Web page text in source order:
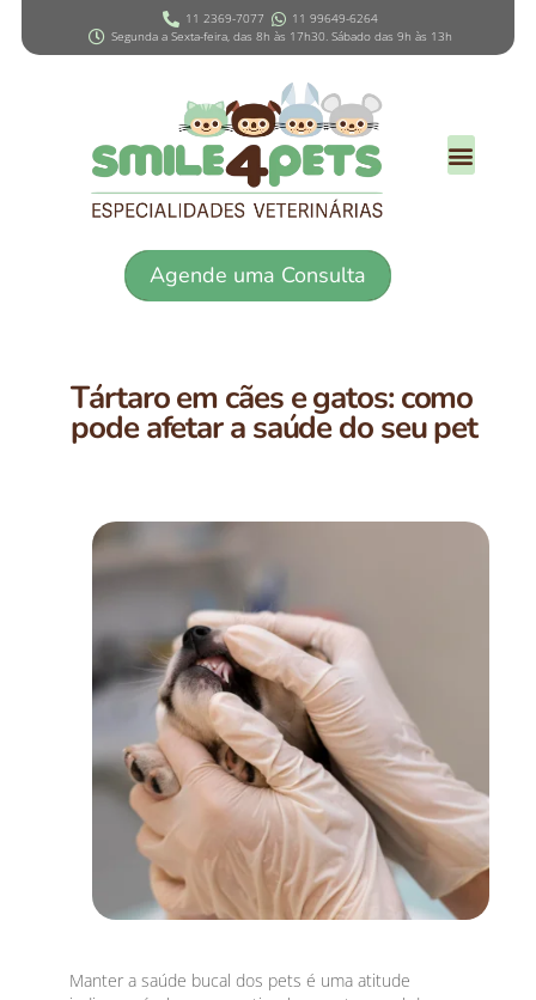
11 2369-7077
11 99649-6264
Segunda a Sexta-feira, das 8h às 17h30. Sábado das 9h às 13h
Agende uma Consulta
Tártaro em cães e gatos: como
pode afetar a saúde do seu pet
Manter a saúde bucal dos pets é uma atitude